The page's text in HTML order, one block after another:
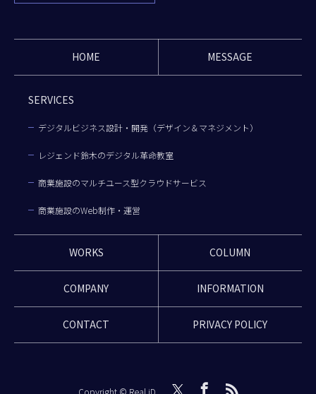
HOME MESSAGE
SERVICES
デジタルビジネス設計・開発（デザイン＆マネジメント）
レジェンド鈴木のデジタル革命教室
商業施設のマルチユース型クラウドサービス
商業施設のWeb制作・運営
WORKS COLUMN
COMPANY INFORMATION
CONTACT PRIVACY POLICY
Copyright © Real iD